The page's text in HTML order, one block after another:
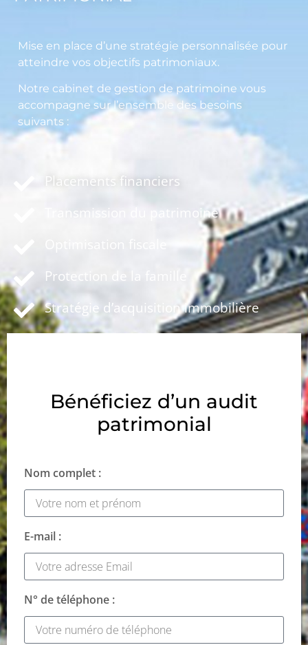
Mise en place d’une stratégie personnalisée pour
atteindre vos objectifs patrimoniaux.
Notre cabinet de gestion de patrimoine vous
accompagne sur l’ensemble des besoins
suivants :
Placements financiers
Transmission du patrimoine
Protection de la famille
Stratégie d’acquisition immobilière
Bénéficiez d’un audit
patrimonial
Nom complet :
E-mail :
N° de téléphone :